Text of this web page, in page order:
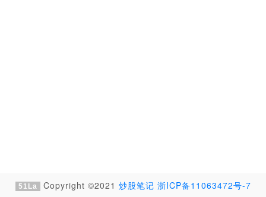
51La Copyright ©2021 炒股笔记 浙ICP备11063472号-7